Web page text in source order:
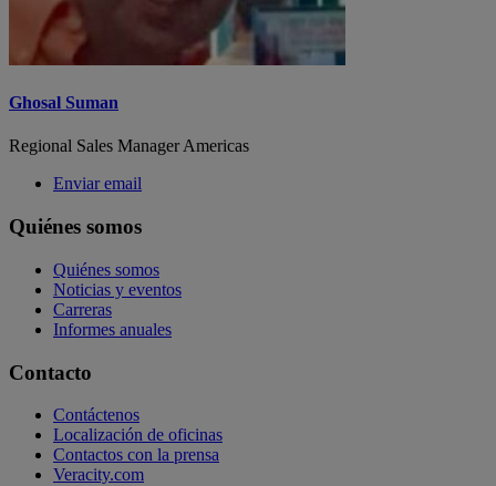
Ghosal Suman
Regional Sales Manager Americas
Enviar email
Quiénes somos
Quiénes somos
Noticias y eventos
Carreras
Informes anuales
Contacto
Contáctenos
Localización de oficinas
Contactos con la prensa
Veracity.com